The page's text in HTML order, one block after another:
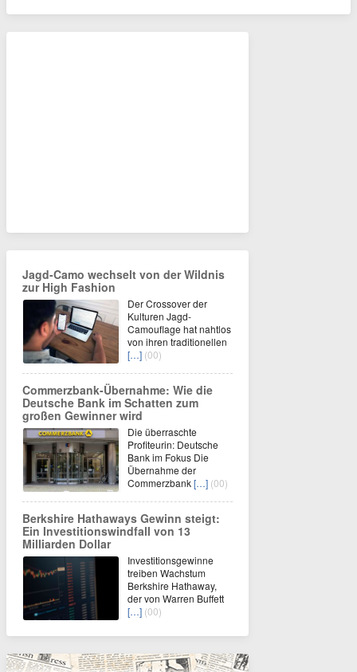
Jagd-Camo wechselt von der Wildnis
zur High Fashion
Der Crossover der
Kulturen Jagd-
Camouflage hat nahtlos
von ihren traditionellen
[…] (00)
Commerzbank-Übernahme: Wie die
Deutsche Bank im Schatten zum
großen Gewinner wird
Die überraschte
Profiteurin: Deutsche
Bank im Fokus Die
Übernahme der
Commerzbank[…] (00)
Berkshire Hathaways Gewinn steigt:
Ein Investitionswindfall von 13
Milliarden Dollar
Investitionsgewinne
treiben Wachstum
Berkshire Hathaway,
der von Warren Buffett
[…] (00)